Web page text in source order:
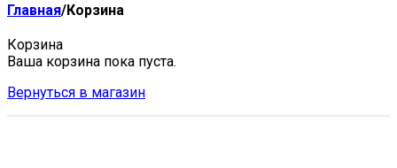
Главная/Корзина
Корзина
Ваша корзина пока пуста.
Вернуться в магазин